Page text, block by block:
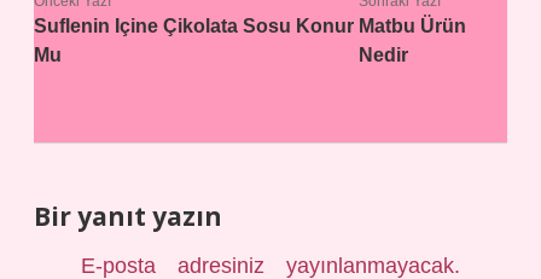
Suflenin Içine Çikolata Sosu Konur
Mu
Matbu Ürün
Nedir
Bir yanıt yazın
E-posta adresiniz yayınlanmayacak.